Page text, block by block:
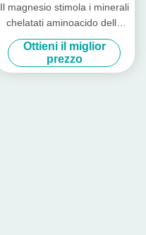
Il magnesio stimola i minerali
chelatati aminoacido della
crescita di pianta per
fertilizzante organico fogliare
Ottieni il miglior
prezzo